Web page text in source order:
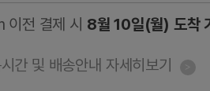
이전 결제 시 8월 10일(월) 도착
간 및 배송안내 자세히보기